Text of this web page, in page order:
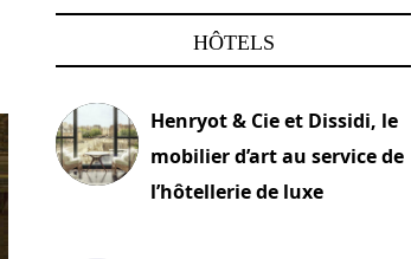
HÔTELS
Henryot & Cie et Dissidi, le
mobilier d’art au service de
l’hôtellerie de luxe